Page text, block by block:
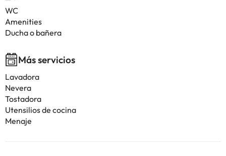
WC
Amenities
Ducha o bañera
Más servicios
Lavadora
Nevera
Tostadora
Utensilios de cocina
Menaje